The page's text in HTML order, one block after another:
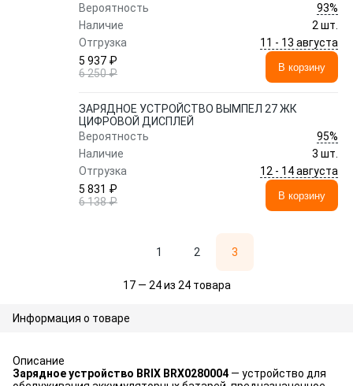
Вероятность
93%
Наличие
2 шт.
Отгрузка
11 - 13 августа
5 937 ₽
6 250 ₽
В корзину
ЗАРЯДНОЕ УСТРОЙСТВО ВЫМПЕЛ 27 ЖК
ЦИФРОВОЙ ДИСПЛЕЙ
Вероятность
95%
Наличие
3 шт.
Отгрузка
12 - 14 августа
5 831 ₽
6 138 ₽
В корзину
1 2 3
17 — 24 из 24 товара
Информация о товаре
Описание
Зарядное устройство BRIX BRX0280004 — устройство для